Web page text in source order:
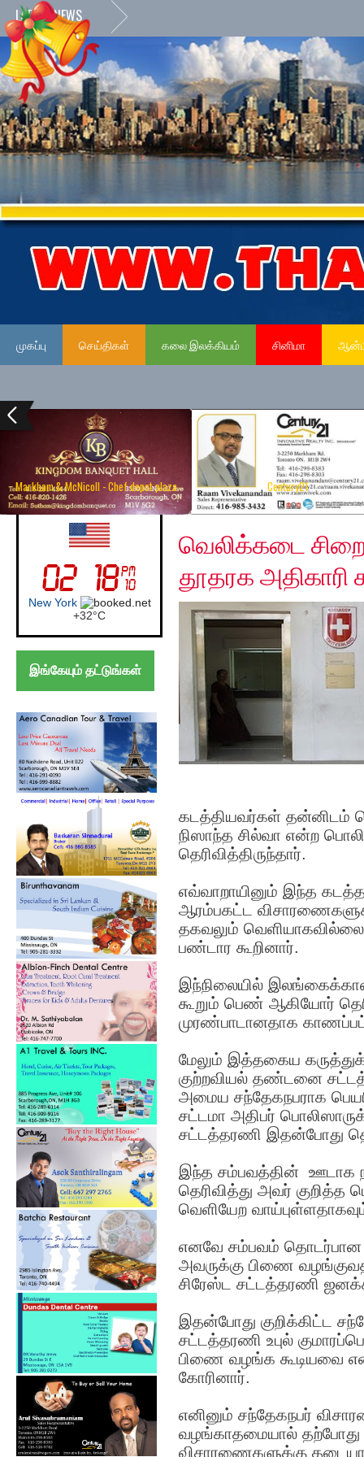
LATEST NEWS
முகப்பு செய்திகள் கலை இலக்கியம் சினிமா
Markham & McNicoll - Chef depot plaza Century21
UK (London)
London
+27°C
இங்கேயும் தட்டுங்கள்
Wednesday,
வெலிக்கடை
தூதரக
கடத்தியவர்கள் தன்னிடம்
நிஸாந்த சில்வா என்ற
தெரிவித்திருந்தார்.
எவ்வாறாயினும் இந்த
ஆரம்பகட்ட
தகவலும்
பண்டார கூறினார்.
இந்நிலையில்
கூறும் பெண் ஆகியோர்
முரண்பாடானதாக
மேலும் இத்தகைய
குற்றவியல் தண்டனை
அமைய சந்தேகநபராக
சட்டமா அதிபர்
சட்டத்தரணி இதன்போது
இந்த சம்பவத்தின் ஊடாக
தெரிவித்து அவர்
வெளியேற வாய்புள்ளதாகவும்
எனவே சம்பவம் தொடர்பான
அவருக்கு பிணை
சிரேஸ்ட சட்டத்தரணி
இதன்போது குறிக்கிட்ட
சட்டத்தரணி உபுல்
பிணை வழங்க கூடியவை
கோரினார்.
எனினும் சந்தேகநபர்
வழங்காதமையால் தற்போது
விசாரணைகளுக்கு